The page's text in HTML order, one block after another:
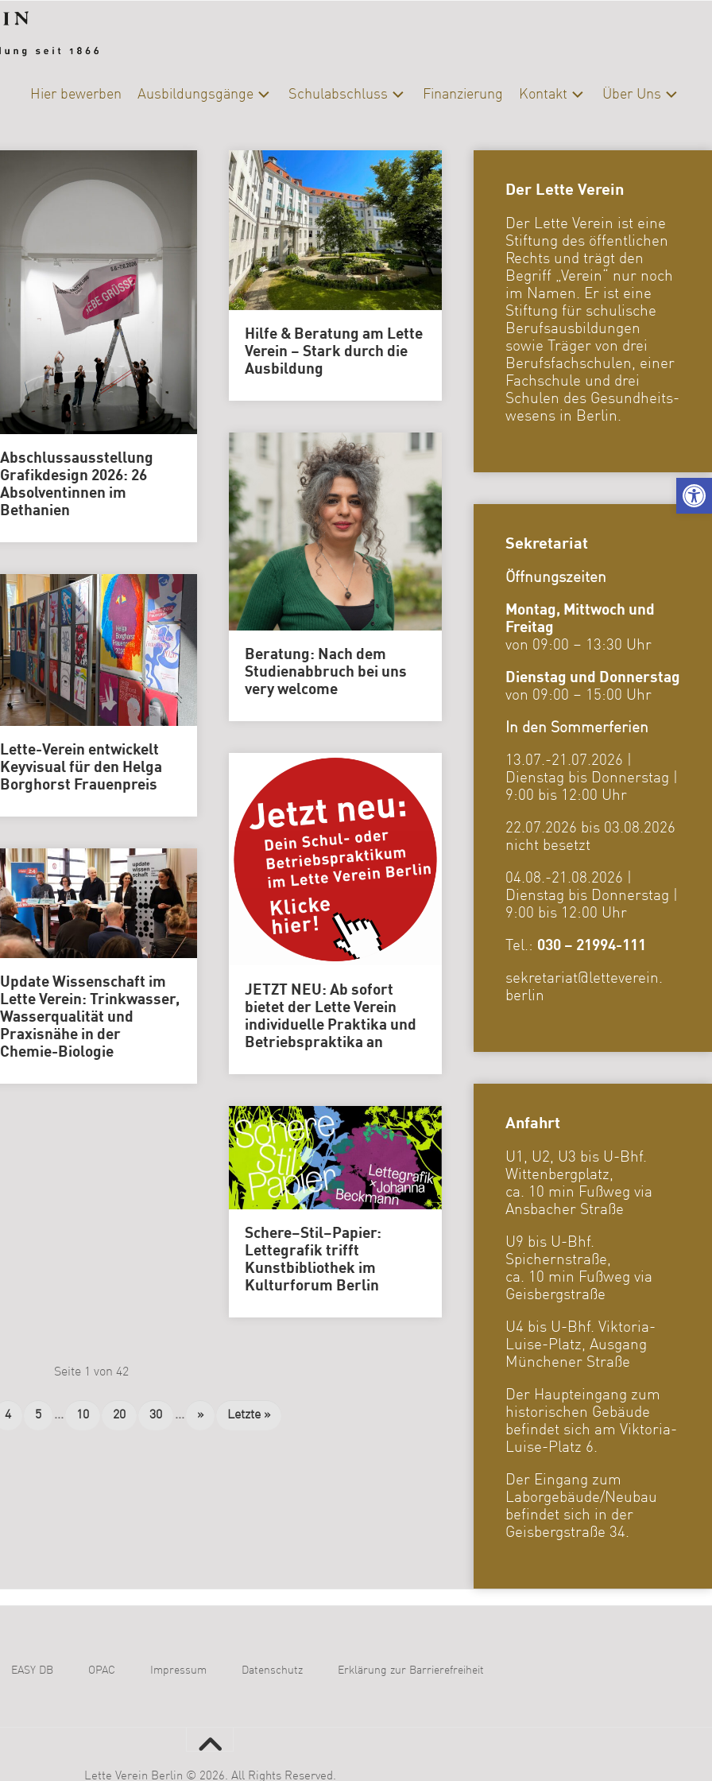
Hier bewerben Ausbildungsgänge
Ausbildungsgänge
DIY-
College
|
Ernährung
Grafikdesign
Medieninformatik
Metallographie
PTA
|
Vorbereitungskurs
DIY-
Akademie
|
Weiterbildung
Genlabor
Schulabschluss
Berufsberatung
Finanzierung Kontakt
Servicebereiche
Über Uns
Campus
|
Bibliothek
FAQ
Erasmus
Förderverein
Archiv
Karriere
|
Kuratorium
Abschlussausstellung
Grafikdesign 2026: 26
Absolventinnen im
Bethanien
Hilfe & Beratung am Lette
Verein – Stark durch die
Ausbildung
Beratung: Nach dem
Studienabbruch bei uns
very welcome
Lette-Verein entwickelt
Keyvisual für den Helga
Borghorst Frauenpreis
JETZT NEU: Ab sofort
bietet der Lette Verein
individuelle Praktika und
Betriebspraktika an
Update Wissenschaft im
Lette Verein: Trinkwasser,
Wasserqualität und
Praxisnähe in der
Chemie-Biologie
Schere–Stil–Papier:
Lettegrafik trifft
Kunstbibliothek im
Kulturforum Berlin
Seite 1 von 42
4 5 ... 10 20 30 ... » Letzte »
Der Lette Verein
Der Lette Verein ist eine
Stiftung des öffentlichen
Rechts und trägt den
Begriff „Verein“ nur noch
im Namen. Er ist eine
Stiftung für schulische
Berufsausbildungen
sowie Träger von drei
Berufsfachschulen, einer
Fachschule und drei
Schulen des Gesundheits-
wesens in Berlin.
Sekretariat
Öffnungszeiten
Montag, Mittwoch und
Freitag
von 09:00 – 13:30 Uhr
Dienstag und Donnerstag
von 09:00 – 15:00 Uhr
In den Sommerferien
13.07.-21.07.2026 |
Dienstag bis Donnerstag |
9:00 bis 12:00 Uhr
22.07.2026 bis 03.08.2026
nicht besetzt
04.08.-21.08.2026 |
Dienstag bis Donnerstag |
9:00 bis 12:00 Uhr
Tel.: 030 – 21994-111
sekretariat@letteverein.
berlin
Anfahrt
U1, U2, U3 bis U-Bhf.
Wittenbergplatz,
ca. 10 min Fußweg via
Ansbacher Straße
U9 bis U-Bhf.
Spichernstraße,
ca. 10 min Fußweg via
Geisbergstraße
U4 bis U-Bhf. Viktoria-
Luise-Platz, Ausgang
Münchener Straße
Der Haupteingang zum
historischen Gebäude
befindet sich am Viktoria-
Luise-Platz 6.
Der Eingang zum
Laborgebäude/Neubau
befindet sich in der
Geisbergstraße 34.
EASY DB OPAC Impressum Datenschutz Erklärung zur Barrierefreiheit
Lette Verein Berlin © 2026. All Rights Reserved.